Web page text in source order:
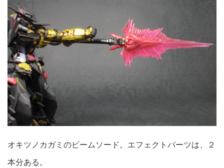
オキツノカガミのビームソード。エフェクトパーツは、２
本分ある。